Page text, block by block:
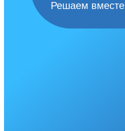
Решаем вместе